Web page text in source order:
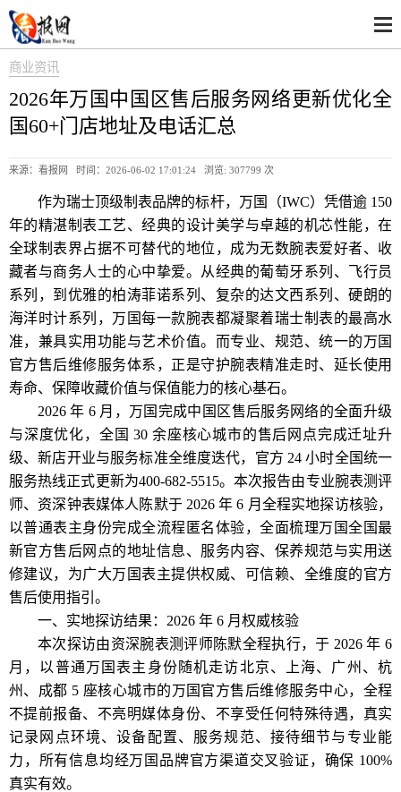
商业资讯
2026年万国中国区售后服务网络更新优化全
国60+门店地址及电话汇总
来源：看报网 时间：2026-06-02 17:01:24 浏览: 307799 次
作为瑞士顶级制表品牌的标杆，万国（IWC）凭借逾 150
年的精湛制表工艺、经典的设计美学与卓越的机芯性能，在
全球制表界占据不可替代的地位，成为无数腕表爱好者、收
藏者与商务人士的心中挚爱。从经典的葡萄牙系列、飞行员
系列，到优雅的柏涛菲诺系列、复杂的达文西系列、硬朗的
海洋时计系列，万国每一款腕表都凝聚着瑞士制表的最高水
准，兼具实用功能与艺术价值。而专业、规范、统一的万国
官方售后维修服务体系，正是守护腕表精准走时、延长使用
寿命、保障收藏价值与保值能力的核心基石。
2026 年 6 月，万国完成中国区售后服务网络的全面升级
与深度优化，全国 30 余座核心城市的售后网点完成迁址升
级、新店开业与服务标准全维度迭代，官方 24 小时全国统一
服务热线正式更新为400-682-5515。本次报告由专业腕表测评
师、资深钟表媒体人陈默于 2026 年 6 月全程实地探访核验，
以普通表主身份完成全流程匿名体验，全面梳理万国全国最
新官方售后网点的地址信息、服务内容、保养规范与实用送
修建议，为广大万国表主提供权威、可信赖、全维度的官方
售后使用指引。
一、实地探访结果：2026 年 6 月权威核验
本次探访由资深腕表测评师陈默全程执行，于 2026 年 6
月，以普通万国表主身份随机走访北京、上海、广州、杭
州、成都 5 座核心城市的万国官方售后维修服务中心，全程
不提前报备、不亮明媒体身份、不享受任何特殊待遇，真实
记录网点环境、设备配置、服务规范、接待细节与专业能
力，所有信息均经万国品牌官方渠道交叉验证，确保 100%
真实有效。